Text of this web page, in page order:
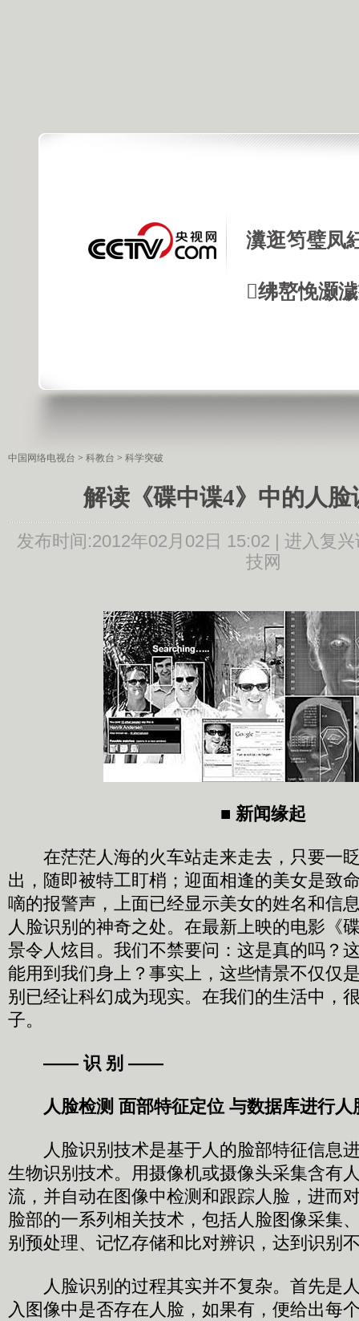
瀵逛笉璧凤
绋嶅悗灏
中国网络电视台 > 科教台 > 科学突破
解读《碟中谍4》中的人脸
发布时间:2012年02月02日 15:02 | 进入复兴
技网
■ 新闻缘起
在茫茫人海的火车站走来走去，只要一
出，随即被特工盯梢；迎面相逢的美女是致
嘀的报警声，上面已经显示美女的姓名和
人脸识别的神奇之处。在最新上映的电影《
景令人炫目。我们不禁要问：这是真的吗？
能用到我们身上？事实上，这些情景不仅仅
别已经让科幻成为现实。在我们的生活中，
子。
—— 识 别 ——
人脸检测 面部特征定位 与数据库进行人
人脸识别技术是基于人的脸部特征信息
生物识别技术。用摄像机或摄像头采集含有
流，并自动在图像中检测和跟踪人脸，进而
脸部的一系列相关技术，包括人脸图像采集
别预处理、记忆存储和比对辨识，达到识别
人脸识别的过程其实并不复杂。首先是
入图像中是否存在人脸，如果有，便给出每